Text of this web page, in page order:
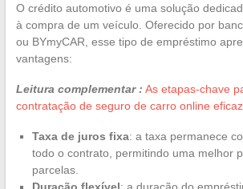
O crédito automotivo é uma solução
à compra de um veículo. Oferecido por
ou BYmyCAR, esse tipo de empréstimo
vantagens:
Leitura complementar : As etapas-chave
contratação de seguro de carro online eficaz
Taxa de juros fixa: a taxa permanece
todo o contrato, permitindo uma melhor
parcelas.